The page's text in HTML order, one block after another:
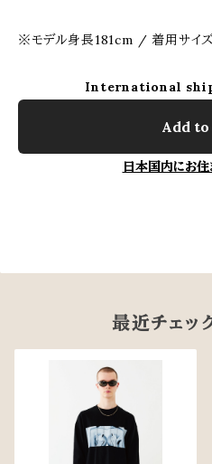
※モデル身長181cm / 着用サイズ
International
Add
日本国内にお
最近チェッ